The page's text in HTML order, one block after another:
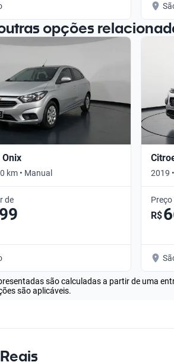
opções
Onix
km • Manual
de
2019
R$
são calculadas a partir de uma
são aplicáveis.